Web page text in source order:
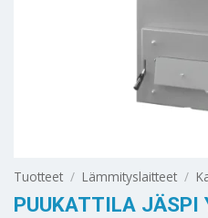
Tuotteet / Lämmityslaitteet /
PUUKATTILA JÄSPI